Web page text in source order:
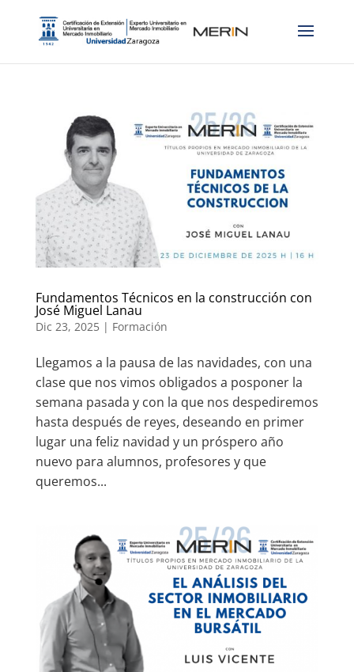
Fundamentos Técnicos en la construcción con
José Miguel Lanau
Dic 23, 2025| Formación
Llegamos a la pausa de las navidades, con una
clase que nos vimos obligados a posponer la
semana pasada y con la que nos despediremos
hasta después de reyes, deseando en primer
lugar una feliz navidad y un próspero año
nuevo para alumnos, profesores y que
queremos...